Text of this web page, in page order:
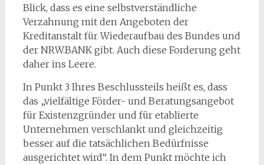
Blick, dass es eine selbstverständliche
Verzahnung mit den Angeboten der
Kreditanstalt für Wiederaufbau des Bundes und
der NRW.BANK gibt. Auch diese Forderung geht
daher ins Leere.
In Punkt 3 Ihres Beschlussteils heißt es, dass
das „vielfältige Förder- und Beratungsangebot
für Existenzgründer und für etablierte
Unternehmen verschlankt und gleichzeitig
besser auf die tatsächlichen Bedürfnisse
ausgerichtet wird“. In dem Punkt möchte ich